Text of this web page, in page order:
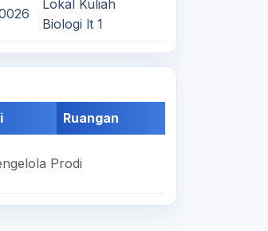
Lokal Kuliah
Biologi lt 1
Ruangan
Prodi